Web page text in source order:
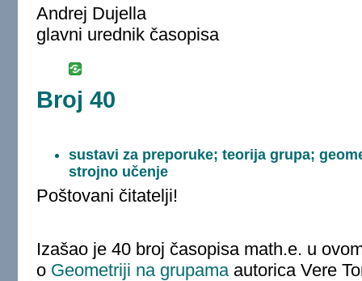
Andrej Dujella
glavni urednik časopisa
Broj 40
sustavi za preporuke; teorija grupa;
strojno učenje
Poštovani čitatelji!
Izašao je 40 broj časopisa math.e. u
o Geometriji na grupamaautorica Vere